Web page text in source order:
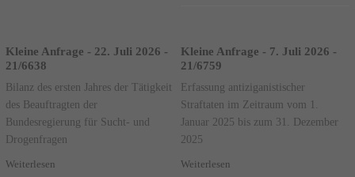
Kleine Anfrage - 22. Juli 2026 -
21/6638
Bilanz des ersten Jahres der Tätigkeit
des Beauftragten der
Bundesregierung für Sucht- und
Drogenfragen
Weiterlesen
Kleine Anfrage - 7. Juli 2026 -
21/6759
Erfassung antiziganistischer
Straftaten im Zeitraum vom 1.
Januar 2025 bis zum 31. Dezember
2025
Weiterlesen